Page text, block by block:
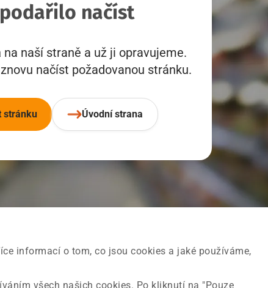
informací o tom, co jsou cookies a jaké používáme,
všech našich cookies. Po kliknutí na "Pouze
načíst
na naší straně a už ji opravujeme.
načíst požadovanou stránku.
stránku Úvodní strana